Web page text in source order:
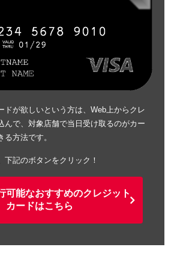
ドが欲しいという方は、Web上からクレ
んで、対象店舗で当日受け取るのがカー
る方法です。
下記のボタンをクリック！
可能なおすすめのクレジット
カードはこちら